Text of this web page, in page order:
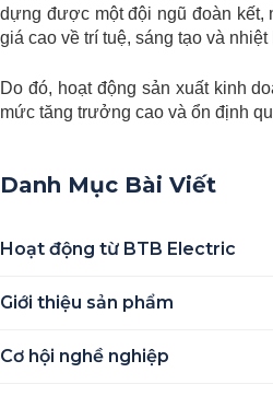
dựng được một đội ngũ đoàn kết,
giá cao về trí tuệ, sáng tạo và nhiệt
Do đó, hoạt động sản xuất kinh
mức tăng trưởng cao và ổn định
Danh Mục Bài Viết
Hoạt động từ BTB Electric
Giới thiệu sản phẩm
Cơ hội nghề nghiệp